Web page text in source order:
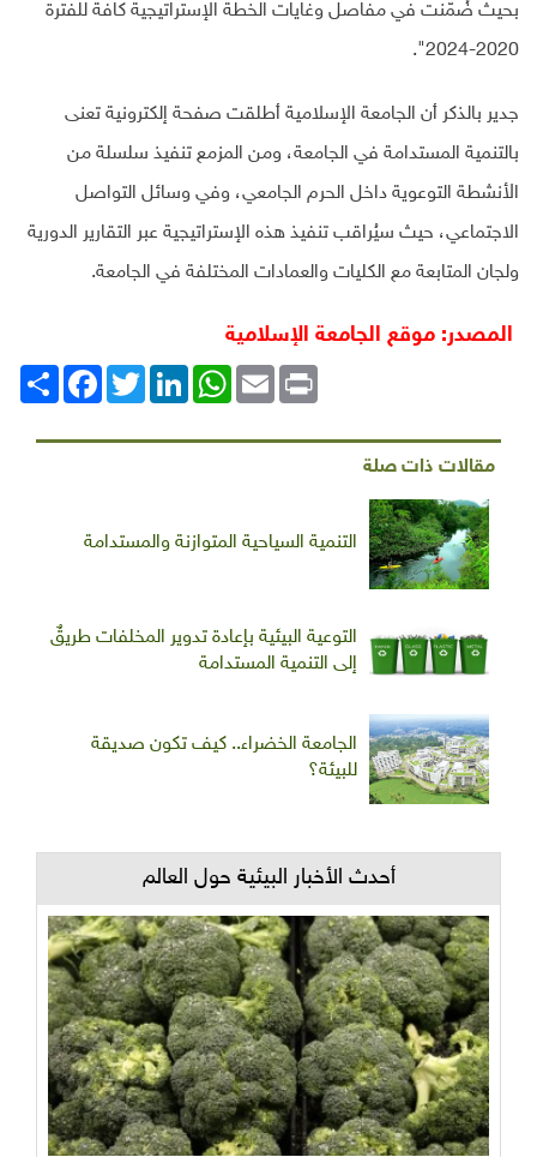
بحيث ضُمّنت في مفاصل وغايات الخطة الإستراتيجية كافة للفترة
2020-2024
".
جدير بالذكر أن الجامعة الإسلامية أطلقت صفحة إلكترونية تعنى
بالتنمية المستدامة في الجامعة، ومن المزمع تنفيذ سلسلة من
الأنشطة التوعوية داخل الحرم الجامعي، وفي وسائل التواصل
الاجتماعي، حيث سيُراقب تنفيذ هذه الإستراتيجية عبر التقارير الدورية
ولجان المتابعة مع الكليات والعمادات المختلفة في الجامعة.
المصدر: موقع الجامعة الإسلامية
انشر
FacebookTwitterLinkedIn
WhatsAppEmail Print
مقالات ذات صلة
التنمية السياحية المتوازنة والمستدامة
التوعية البيئية بإعادة تدوير المخلفات طريقٌ
إلى التنمية المستدامة
الجامعة الخضراء.. كيف تكون صديقة
للبيئة؟
أحدث الأخبار البيئية حول العالم